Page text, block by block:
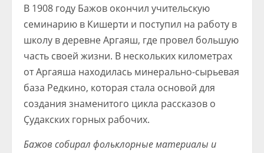
В 1908 году Бажов окончил учительскую
семинарию в Кишерти и поступил на работу в
школу в деревне Аргаяш, где провел большую
часть своей жизни. В нескольких километрах
от Аргаяша находилась минерально-сырьевая
база Редкино, которая стала основой для
создания знаменитого цикла рассказов о
Ҫудакских горных рабочих.
Бажов собирал фольклорные материалы и